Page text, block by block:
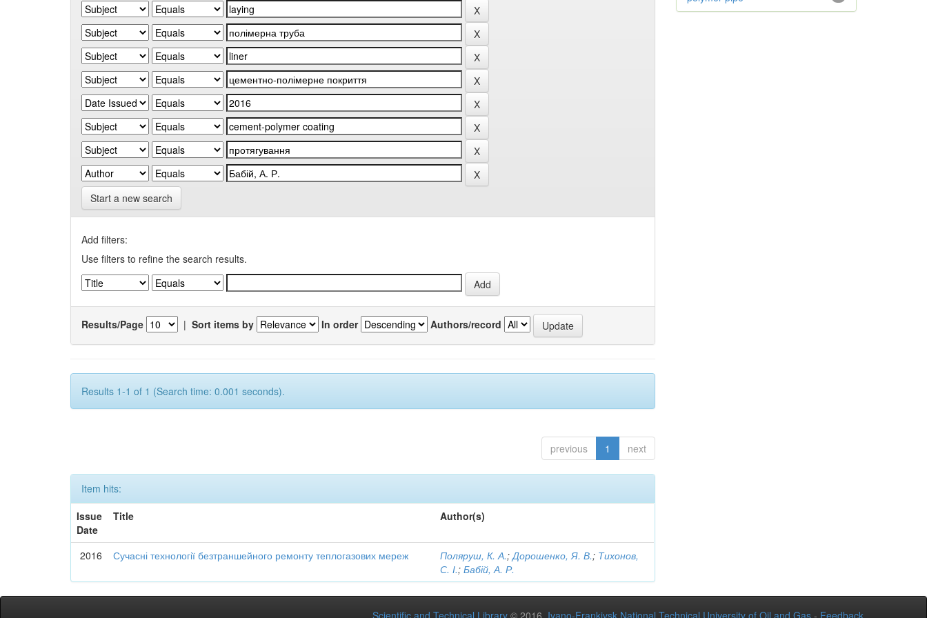
Start a new search
Add filters:
Use filters to refine the search results.
Results/Page | Sort items by In order Authors/record
Results 1-1 of 1 (Search time: 0.001 seconds).
previous 1 next
Item hits:
Issue
Date
Title Author(s)
2016 Сучасні технології безтраншейного ремонту теплогазових мереж Поляруш, К. А.;Дорошенко, Я. В.; Тихонов,
С. І.;Бабій, А. Р.
Scientific and Technical Library © 2016 Ivano-Frankivsk National Technical University of Oil and Gas - Feedback